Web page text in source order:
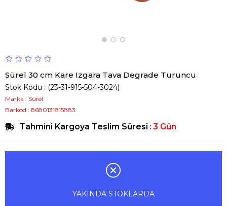
Sürel 30 cm Kare Izgara Tava Degrade Turuncu
Stok Kodu (23-31-915-504-3024)
Marka : Sürel
Barkod : 8680131815883
Tahmini Kargoya Teslim Süresi : 3 Gün
YAKINDA STOKLARDA